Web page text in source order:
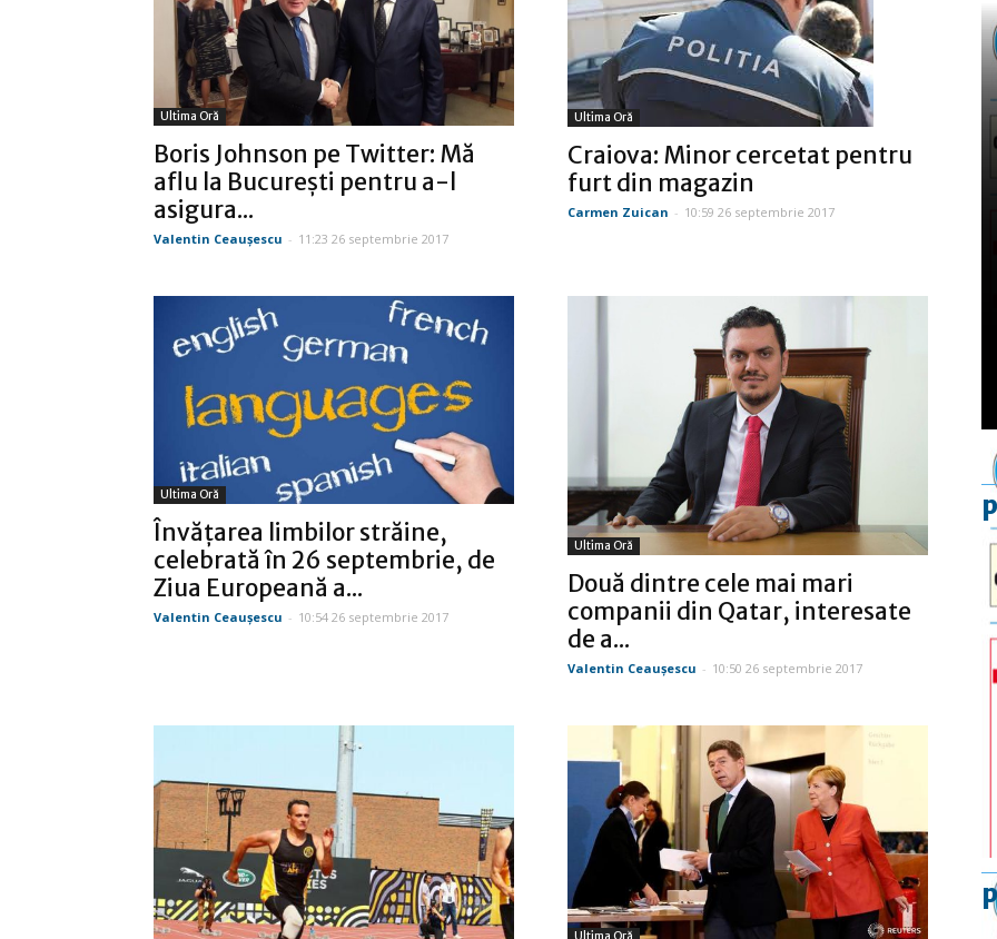
Ultima Oră
Boris Johnson pe Twitter: Mă
aflu la Bucureşti pentru a-l
asigura...
Valentin Ceauşescu - 11:23 26 septembrie 2017
Ultima Oră
Craiova: Minor cercetat pentru
furt din magazin
Carmen Zuican - 10:59 26 septembrie 2017
Ultima Oră
Învăţarea limbilor străine,
celebrată în 26 septembrie, de
Ziua Europeană a...
Valentin Ceauşescu - 10:54 26 septembrie 2017
Ultima Oră
Două dintre cele mai mari
companii din Qatar, interesate
de a...
Valentin Ceauşescu - 10:50 26 septembrie 2017